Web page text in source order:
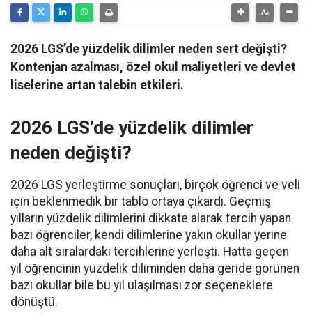
2026 LGS’de yüzdelik dilimler neden sert değişti?
Kontenjan azalması, özel okul maliyetleri ve devlet
liselerine artan talebin etkileri.
2026 LGS’de yüzdelik dilimler
neden değişti?
2026 LGS yerleştirme sonuçları, birçok öğrenci ve veli
için beklenmedik bir tablo ortaya çıkardı. Geçmiş
yılların yüzdelik dilimlerini dikkate alarak tercih yapan
bazı öğrenciler, kendi dilimlerine yakın okullar yerine
daha alt sıralardaki tercihlerine yerleşti. Hatta geçen
yıl öğrencinin yüzdelik diliminden daha geride görünen
bazı okullar bile bu yıl ulaşılması zor seçeneklere
dönüştü.